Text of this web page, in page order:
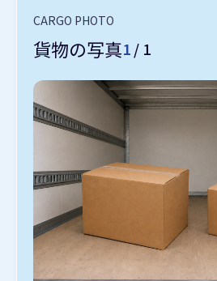
CARGO PHOTO
貨物の写真1/ 1